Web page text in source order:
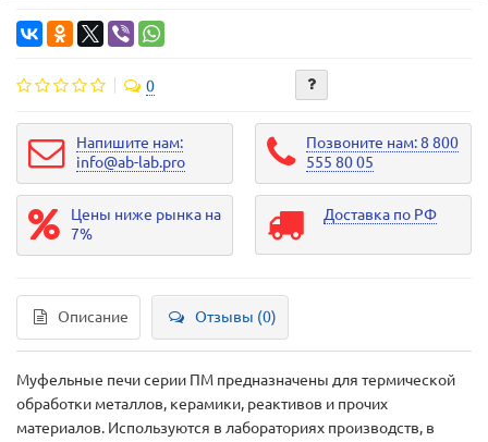
0
Напишите нам:
info@ab-lab.pro
Позвоните нам: 8 800
555 80 05
Цены ниже рынка на
7%
Доставка по РФ
Описание Отзывы (0)
Муфельные печи серии ПМ предназначены для термической
обработки металлов, керамики, реактивов и прочих
материалов. Используются в лабораториях производств, в